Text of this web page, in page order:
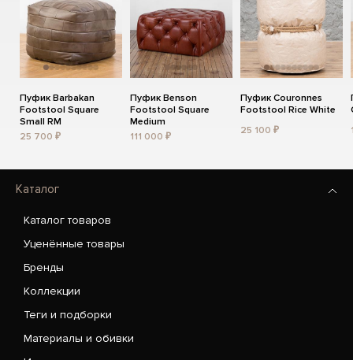
Пуфик Barbakan
Footstool Square
Small RM
25 700 ₽
Пуфик Benson
Footstool Square
Medium
111 000 ₽
Пуфик Couronnes
Footstool Rice White
25 100 ₽
Каталог
Каталог товаров
Уценённые товары
Бренды
Коллекции
Теги и подборки
Материалы и обивки